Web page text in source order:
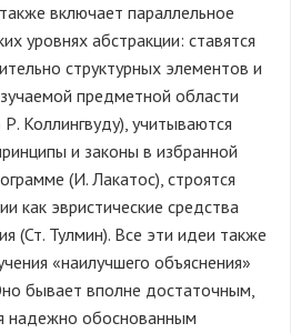
включает параллельное
уровнях абстракции: ставятся
структурных элементов и
предметной области
Коллингвуду), учитываются
и законы в избранной
(И. Лакатос), строятся
как эвристические средства
(Ст. Тулмин). Все эти идеи также
«наилучшего объяснения»
бывает вполне достаточным,
надежно обоснованным